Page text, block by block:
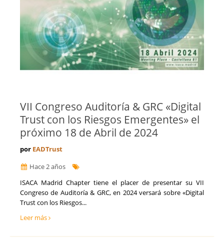
VII Congreso Auditoría & GRC «Digital
Trust con los Riesgos Emergentes» el
próximo 18 de Abril de 2024
por EADTrust
Hace 2 años
​ISACA Madrid Chapter tiene el placer de presentar su ​VII
Congreso de Auditoría & GRC​, en 2024 versará sobre «Digital
Trust con los Riesgos...
Leer más